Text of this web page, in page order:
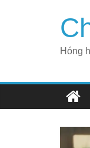
Hóng